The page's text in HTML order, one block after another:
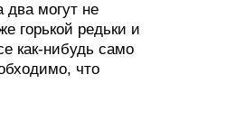
два могут не
горькой редьки и
как-нибудь само
что